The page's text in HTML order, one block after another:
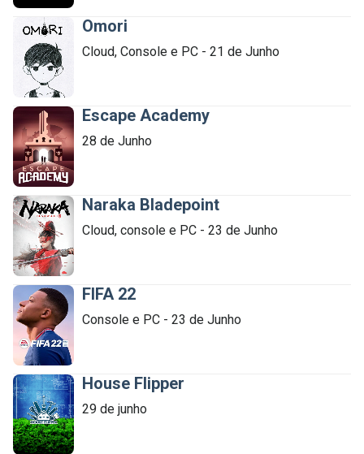
Omori
Cloud, Console e PC - 21 de Junho
Escape Academy
28 de Junho
Naraka Bladepoint
Cloud, console e PC - 23 de Junho
FIFA 22
Console e PC - 23 de Junho
House Flipper
29 de junho